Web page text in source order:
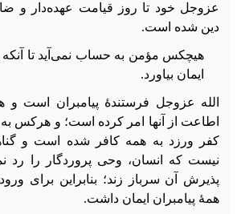
عزوجل خود تا روز قیامت عهده‌دار و
دین شده است.
هیچکس مؤمن به حساب نمی‌آید تا آنکه
ایمان بیاورد.
الله عزوجل فرستندهٔ پیامبران است و
اطاعت از آنها امر کرده است؛ و هرکس به
کفر ورزد به همه کافر شده است و
نیست که انسان، وحی پروردگار را رد
پذیرش آن سرباز زند؛ بنابراین برای
همهٔ پیامبران ایمان داشت.